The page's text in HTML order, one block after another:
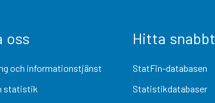
oss
och informationstjänst
statistik
Hitta snabbt
StatFin-databasen
Statistikdatabaser